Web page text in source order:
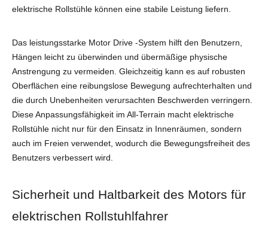
elektrische Rollstühle können eine stabile Leistung liefern.
Das leistungsstarke Motor Drive -System hilft den Benutzern,
Hängen leicht zu überwinden und übermäßige physische
Anstrengung zu vermeiden. Gleichzeitig kann es auf robusten
Oberflächen eine reibungslose Bewegung aufrechterhalten und
die durch Unebenheiten verursachten Beschwerden verringern.
Diese Anpassungsfähigkeit im All-Terrain macht elektrische
Rollstühle nicht nur für den Einsatz in Innenräumen, sondern
auch im Freien verwendet, wodurch die Bewegungsfreiheit des
Benutzers verbessert wird.
Sicherheit und Haltbarkeit des Motors für
elektrischen Rollstuhlfahrer